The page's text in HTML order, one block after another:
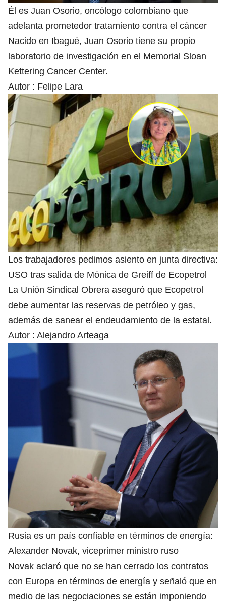
Él es Juan Osorio, oncólogo colombiano que
adelanta prometedor tratamiento contra el cáncer
Nacido en Ibagué, Juan Osorio tiene su propio
laboratorio de investigación en el Memorial Sloan
Kettering Cancer Center.
Autor : Felipe Lara
Los trabajadores pedimos asiento en junta directiva:
USO tras salida de Mónica de Greiff de Ecopetrol
La Unión Sindical Obrera aseguró que Ecopetrol
debe aumentar las reservas de petróleo y gas,
además de sanear el endeudamiento de la estatal.
Autor : Alejandro Arteaga
Rusia es un país confiable en términos de energía:
Alexander Novak, viceprimer ministro ruso
Novak aclaró que no se han cerrado los contratos
con Europa en términos de energía y señaló que en
medio de las negociaciones se están imponiendo